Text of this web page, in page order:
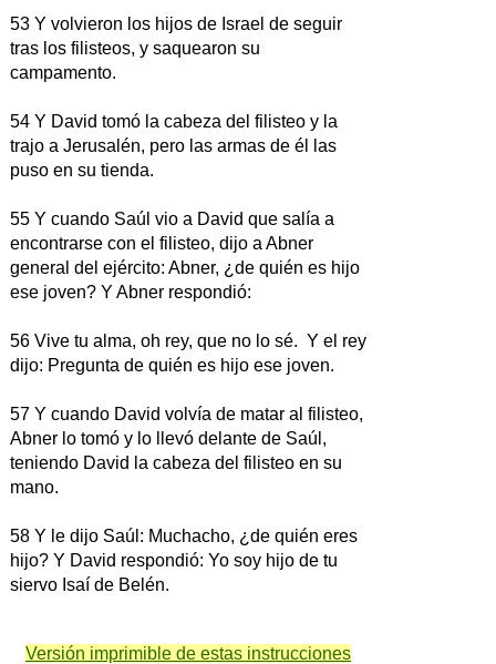
53 Y volvieron los hijos de Israel de seguir
tras los filisteos, y saquearon su
campamento.
54 Y David tomó la cabeza del filisteo y la
trajo a Jerusalén, pero las armas de él las
puso en su tienda.
55 Y cuando Saúl vio a David que salía a
encontrarse con el filisteo, dijo a Abner
general del ejército: Abner, ¿de quién es hijo
ese joven? Y Abner respondió:
56 Vive tu alma, oh rey, que no lo sé. Y el rey
dijo: Pregunta de quién es hijo ese joven.
57 Y cuando David volvía de matar al filisteo,
Abner lo tomó y lo llevó delante de Saúl,
teniendo David la cabeza del filisteo en su
mano.
58 Y le dijo Saúl: Muchacho, ¿de quién eres
hijo? Y David respondió: Yo soy hijo de tu
siervo Isaí de Belén.
Versión imprimible de estas instrucciones